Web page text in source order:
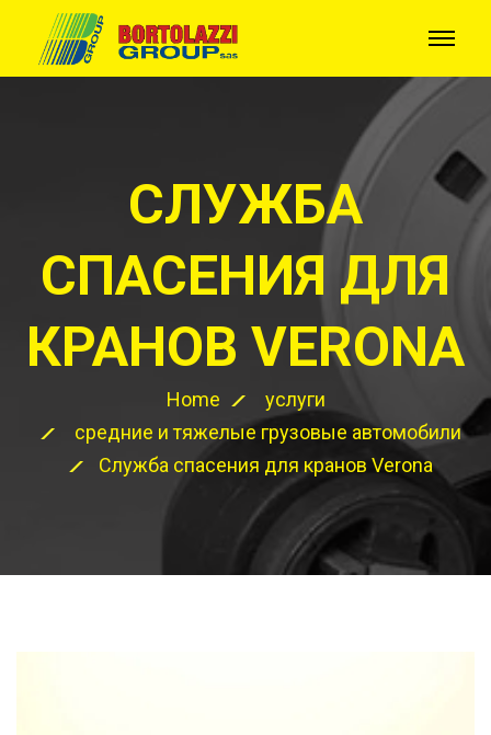
СЛУЖБА
СПАСЕНИЯ ДЛЯ
КРАНОВ VERONA
Home
услуги
средние и тяжелые грузовые автомобили
Служба спасения для кранов Verona